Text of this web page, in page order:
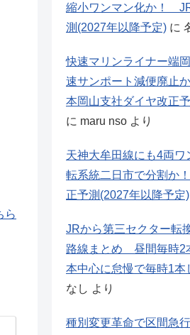
ら
縮小ワンマン化か！
測(2027年以降予定) に
快速マリンライナー端
速サンポート減便廃止
本岡山支社ダイヤ改正
に maru nso より
天神大牟田線にも4両
転系統二日市で分割か
正予測(2027年以降予定)
JRから第三セクター転
路線まとめ 昼間毎時2
本中心に怠慢で毎時1本
なし より
種別変更革命で区間急